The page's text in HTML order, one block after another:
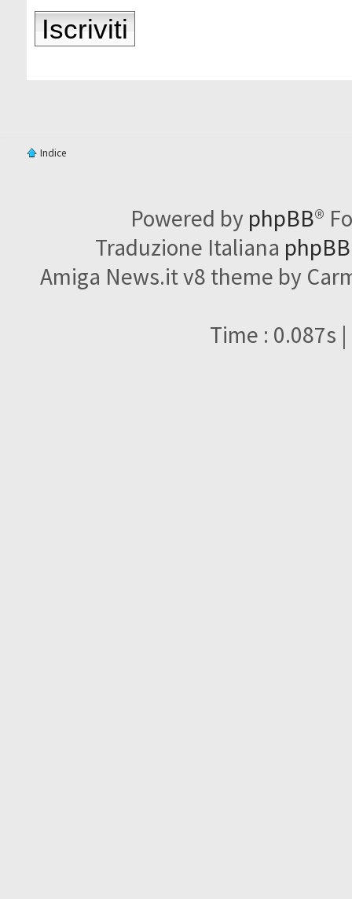
Iscriviti
Indice
Powered by phpBB®
Traduzione Italiana
Amiga News.it v8 theme by
Time : 0.087s